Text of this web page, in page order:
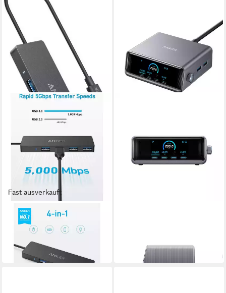
Fast ausverkauft
ANKER
Anker A8309G11
Smartphone-Adapter
22,16 €
in 2-3 Werktagen bei dir
ab 169,23 €
in 4-5 Werktagen bei dir